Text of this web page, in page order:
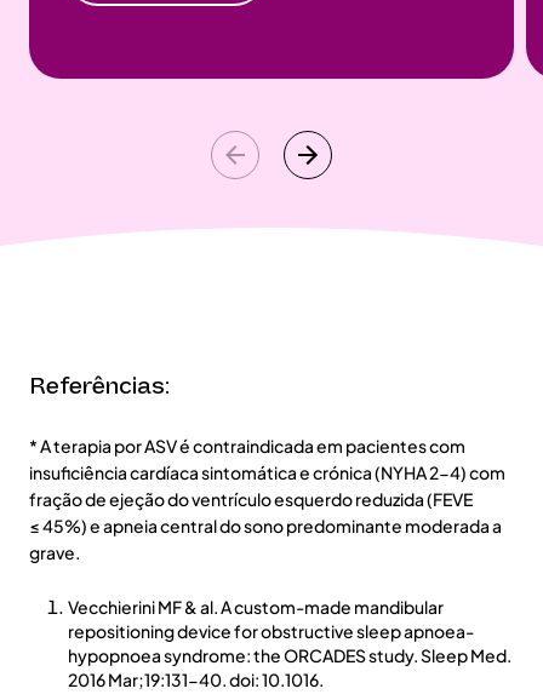
Referências:
* A terapia por ASV é contraindicada em pacientes com
insuficiência cardíaca sintomática e crónica (NYHA 2-4) com
fração de ejeção do ventrículo esquerdo reduzida (FEVE
≤ 45%) e apneia central do sono predominante moderada a
grave.
Vecchierini MF & al. A custom-made mandibular
repositioning device for obstructive sleep apnoea-
hypopnoea syndrome: the ORCADES study. Sleep Med.
2016 Mar;19:131-40. doi: 10.1016.